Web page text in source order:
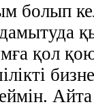
болып
қол